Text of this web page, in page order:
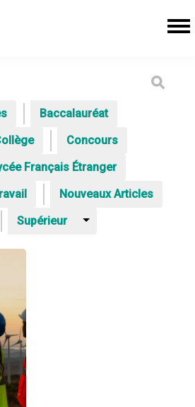
Baccalauréat
Concours
Français Étranger
Nouveaux Articles
Supérieur